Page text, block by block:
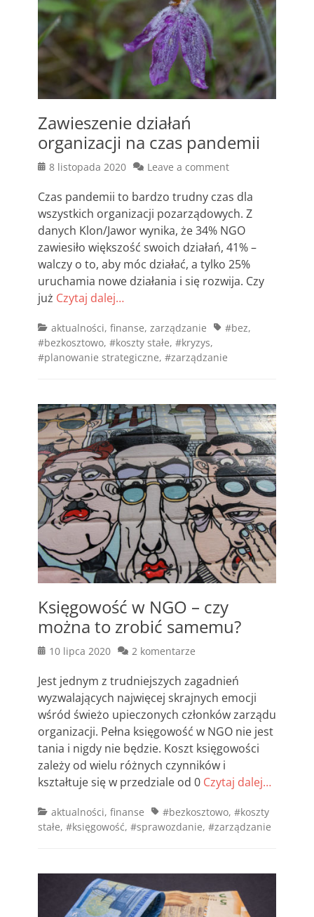
Zawieszenie działań
organizacji na czas pandemii
Posted
8 listopada 2020 Leave a comment
Czas pandemii to bardzo trudny czas dla
wszystkich organizacji pozarządowych. Z
danych Klon/Jawor wynika, że 34% NGO
zawiesiło większość swoich działań, 41% –
walczy o to, aby móc działać, a tylko 25%
uruchamia nowe działania i się rozwija. Czy
już Czytaj dalej…
Categories
aktualności, finanse, zarządzanie Tags#bez,
#bezkosztowo, #koszty stałe, #kryzys,
#planowanie strategiczne, #zarządzanie
Księgowość w NGO – czy
można to zrobić samemu?
Posted
10 lipca 2020 2 komentarze
Jest jednym z trudniejszych zagadnień
wyzwalających najwięcej skrajnych emocji
wśród świeżo upieczonych członków zarządu
organizacji. Pełna księgowość w NGO nie jest
tania i nigdy nie będzie. Koszt księgowości
zależy od wielu różnych czynników i
kształtuje się w przedziale od 0 Czytaj dalej…
Categories
aktualności, finanse Tags#bezkosztowo, #koszty
stałe, #księgowość, #sprawozdanie, #zarządzanie